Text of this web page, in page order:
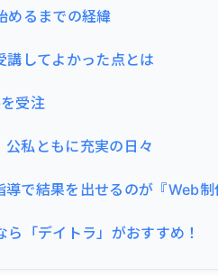
めるまでの経緯
講してよかった点とは
受注
私ともに充実の日々
で結果を出せるのが『Web制
「デイトラ」がおすすめ！